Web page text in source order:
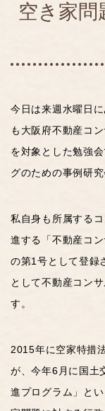
空き家問
今日は来週水曜日
も大阪府不動産コ
を対象とした勉強
グのための事例研究
私自身も所属する
進する「不動産コ
の第1号として登録
として不動産コン
す。
2015年に空家特措
が、今年6月に国土
進プログラム」と